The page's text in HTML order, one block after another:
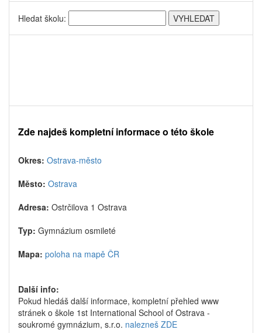
Hledat školu:
Zde najdeš kompletní informace o této škole
Okres: Ostrava-město
Město: Ostrava
Adresa: Ostrčilova 1 Ostrava
Typ: Gymnázium osmileté
Mapa: poloha na mapě ČR
Další info:
Pokud hledáš další informace, kompletní přehled www
stránek o škole 1st International School of Ostrava -
soukromé gymnázium, s.r.o. nalezneš ZDE